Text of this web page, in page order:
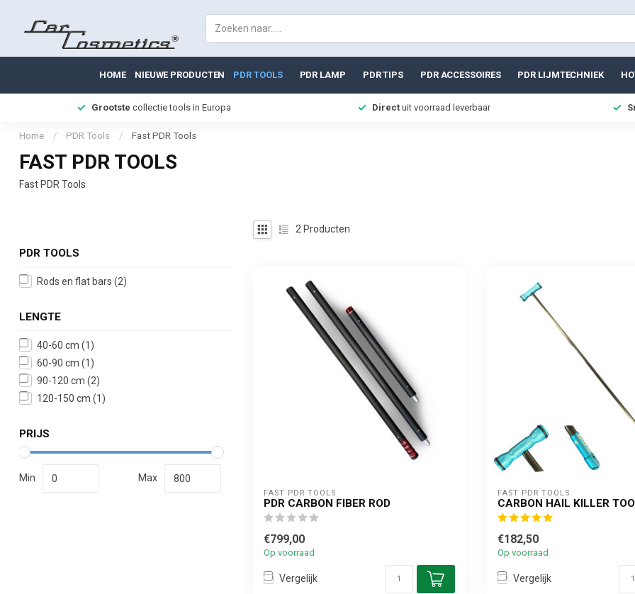
HOME NIEUWE PRODUCTEN PDR TOOLS PDR LAMP PDR TIPS PDR ACCESSOIRES PDR LIJMTECHNIEK
Grootste collectie tools in Europa Direct uit voorraad leverbaar
Home / PDR Tools / Fast PDR Tools
FAST PDR TOOLS
Fast PDR Tools
PDR TOOLS
Rods en flat bars (2)
LENGTE
40-60 cm (1)
60-90 cm (1)
90-120 cm (2)
120-150 cm (1)
PRIJS
Min Max
2 Producten
FAST PDR TOOLS
PDR CARBON FIBER ROD
€799,00
Op voorraad
Vergelijk
FAST PDR TOOLS
CARBON HAIL KILLER
€182,50
Op voorraad
Vergelijk